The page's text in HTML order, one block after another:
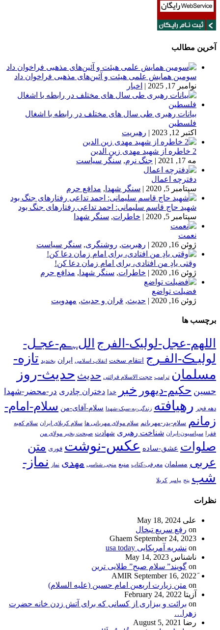
آخرین مطالب
سومین همایش علمی هیئت و آئین‌های مذهبی فراخوان داد
نوامبر 17, 2025
| اخبار
بیانات رهبری طی سال های مختلف در رابطه با اشغال
فلسطین
اکتبر 12, 2023
| رهبریت
2 خاطره از شهید مهدی زین الدین
مه 17, 2021
| جنگ نرم, سنگر سیاست
دفترچه اعمال
سپتامبر 5, 2020
| سنگر شهدا , مدافع حرم
شهید حاج قاسم سلیمانی: احمد تداعی رفتارهای جنگ بود
سپتامبر 5, 2020
| خاطرات, سنگر شهدا
نعمت
ژوئن 16, 2020
| رهبریت, روشنگری, سنگر سیاست
وقتی یادِ من افتادی، برای امام زمان دعا کن!
ژوئن 16, 2020
| خاطرات, سنگر شهدا , مدافع حرم
فضیلت تواضع
ژوئن 16, 2020
| حدیث, قران و حدیث, مهدویت
برچسب ها
اللهم-عجل-لولیک-الفرج اللﮩـم-عجـل-
لولیـڪ-الفـرج انتقام سخت انقلاب اسلامی ایران بخندید تازه-
مسلمان ترامپ حجت الاسلام قرائتی حدیث حدیث-روز
حسین حکیم-دیهور خبر خدا دختران چادری در-محضر-شهدا
دهه فجر رهیافته زندگی-به-سبک-شهدا سلام-آقای-من سلام-امام-
زمانم سلام-پدر-مهربانم سلام مولای مهربانی ها سلام کربلای ایران سلام کعبه
فقرا سیاسیون-ایران شناخت رهبری شهادت صبحت بخیر مولای من
صلوات عشق-ساده عکس-نوشت فوری متن
عربی مسلمان معرفی-کتاب منبع منجی شناسی مهدی نماز
نماز-
شب پنج پیامبر کربلا
نظرات
علی May 18, 2024
on رفع سریع تبخال
Ghaem September 24, 2023
on نشریه آمریکایی usa today
ناشناس May 14, 2023
on گویند” سلام صبح” طلایی ترین
September 16, 2022
on متن زیارت اربعین امام حسین (علیه السلام)
آزیتا February 24, 2022
on برائت و بیزاری از کسانی که برای آتش زدن خانه حضرت
زهرا…
رضا August 5, 2021